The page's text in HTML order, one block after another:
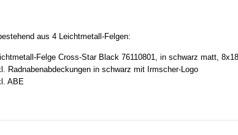
aus 4 Leichtmetall-Felgen:
Felge Cross-Star Black 76110801, in schwarz matt,
Radnabenabdeckungen in schwarz mit Irmscher-Logo
ABE